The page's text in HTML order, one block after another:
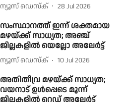
ന്യൂസ് ഡെസ്ക് 28 Jul 2026
സംസ്ഥാനത്ത് ഇന്ന് ശക്തമായ
മഴയ്ക്ക് സാധ്യത; അഞ്ച്
ജില്ലകളിൽ യെല്ലോ അലേർട്ട്
ന്യൂസ് ഡെസ്ക് 10 Jul 2026
അതിതീവ്ര മഴയ്ക്ക് സാധ്യത;
വയനാട് ഉൾപ്പെടെ മൂന്ന്